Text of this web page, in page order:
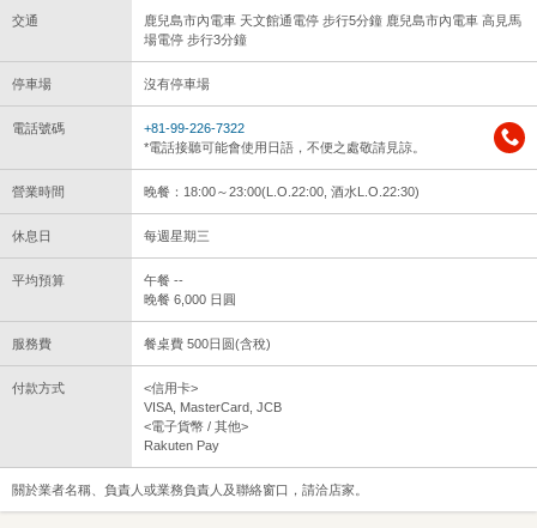
交通
鹿兒島市內電車 天文館通電停 步行5分鐘 鹿兒島市內電車 高見馬
場電停 步行3分鐘
停車場 沒有停車場
電話號碼
+81-99-226-7322
*電話接聽可能會使用日語，不便之處敬請見諒。
營業時間 晚餐：18:00～23:00(L.O.22:00, 酒水L.O.22:30)
休息日 每週星期三
平均預算
午餐 --
晚餐 6,000 日圓
服務費 餐桌費 500日圆(含稅)
付款方式
<信用卡>
VISA, MasterCard, JCB
<電子貨幣 / 其他>
Rakuten Pay
關於業者名稱、負責人或業務負責人及聯絡窗口，請洽店家。